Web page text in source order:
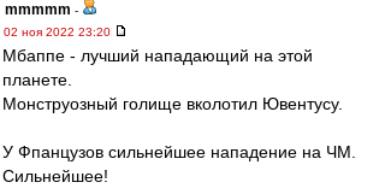
mmmmm -
02 ноя 2022 23:20
Мбаппе - лучший нападающий на этой
планете.
Монструозный голище вколотил Ювентусу.
У Фпанцузов сильнейшее нападение на ЧМ.
Сильнейшее!